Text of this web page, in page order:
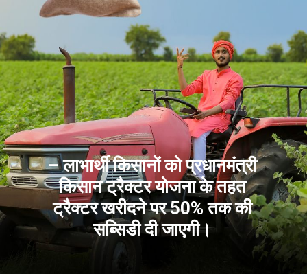
– लाभार्थी किसानों को प्रधानमंत्री
किसान ट्रैक्टर योजना के तहत
ट्रैक्टर खरीदने पर 50% तक की
सब्सिडी दी जाएगी।